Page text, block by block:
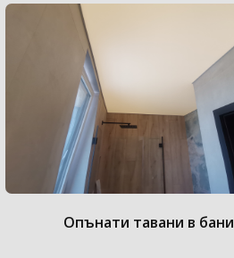
Опънати тавани в бани